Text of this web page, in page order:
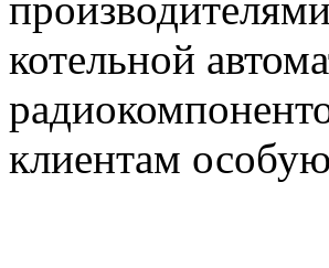
котельной
клиентам